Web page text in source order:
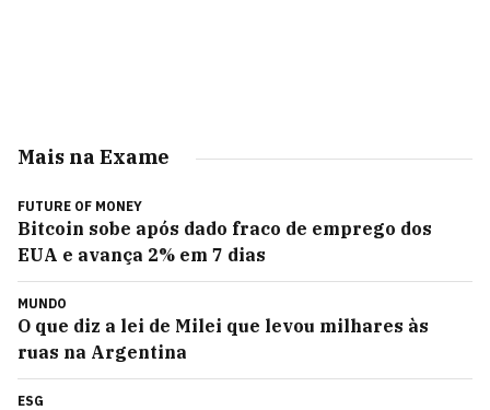
Mais na Exame
FUTURE OF MONEY
Bitcoin sobe após dado fraco de emprego dos
EUA e avança 2% em 7 dias
MUNDO
O que diz a lei de Milei que levou milhares às
ruas na Argentina
ESG